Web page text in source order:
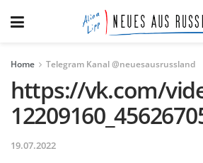
Home Telegram Kanal @neuesausrussland
https://vk.com/
19.07.2022